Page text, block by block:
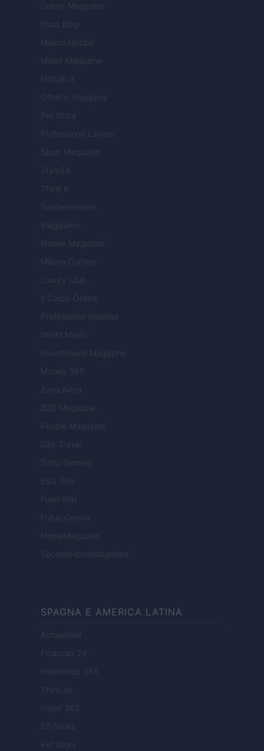
Donne Magazine
Food Blog
Milano Notizie
Motor Magazine
Notizie.it
Offerte Shopping
Pet Story
Professione Lavoro
Sport Magazine
Style24
Think.it
Tuobenessere
Viaggiamo
Nonne Magazine
Milano Cortina
Luxury Club
Il Calcio Online
Professione mamma
World Music
Investimenti Magazine
Money 365
Zona Nerd
B2B Magazine
People Magazine
Day Travel
Tutto Gaming
ESG 365
Food Wiki
FuturoDonna
HomeMagazine
SecondHomeMagazine
SPAGNA E AMERICA LATINA
Actualidad
Finanzas 24
Investindo 365
Think.es
Viajar 365
ES Newz
Pet Story